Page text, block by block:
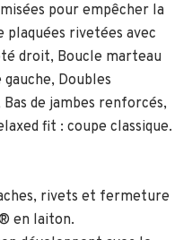
pour empêcher la
rivetées avec
droit, Boucle marteau
Doubles
de jambes renforcés,
fit : coupe classique.
rivets et fermeture
en laiton.